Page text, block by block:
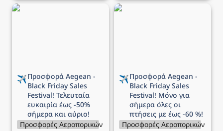
Προσφορά Aegean -
✈️
Black Friday Sales
Festival! Τελευταία
ευκαιρία έως -50%
σήμερα και αύριο!
Προσφορές Αεροπορικών Εταιρειών
Προσφορά Aegean -
✈️
Black Friday Sales
Festival! Μόνο για
σήμερα όλες οι
πτήσεις με έως -60 %!
Προσφορές Αεροπορικών